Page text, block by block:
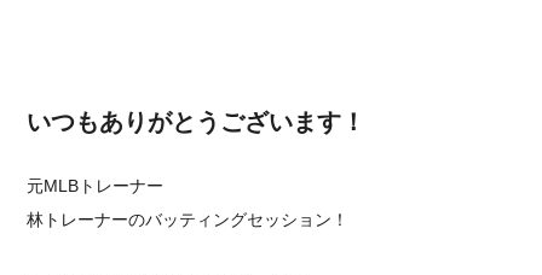
いつもありがとうございます！
元MLBトレーナー
林トレーナーのバッティングセッション！